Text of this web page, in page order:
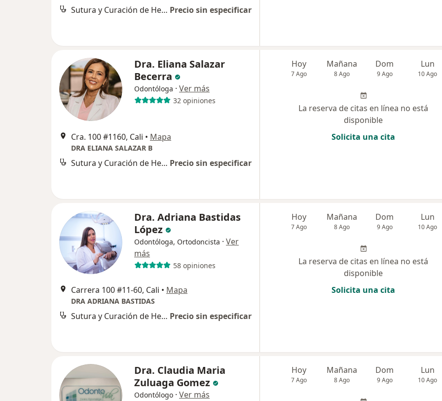
Sutura y Curación de Herida en Cavidad Bucal Precio sin especificar
Dra. Eliana Salazar
Becerra
Odontóloga · Ver más
32 opiniones
Cra. 100 #1160, Cali • Mapa
DRA ELIANA SALAZAR B
Sutura y Curación de Herida en Cavidad Bucal Precio sin especificar
Hoy
7 Ago
Mañana
8 Ago
Dom
9 Ago
Lun
10 Ago
La reserva de citas en línea no está
disponible
Solicita una cita
Dra. Adriana Bastidas
López
Odontóloga, Ortodoncista · Ver
más
58 opiniones
Carrera 100 #11-60, Cali • Mapa
DRA ADRIANA BASTIDAS
Sutura y Curación de Herida en Cavidad Bucal Precio sin especificar
Hoy
7 Ago
Mañana
8 Ago
Dom
9 Ago
Lun
10 Ago
La reserva de citas en línea no está
disponible
Solicita una cita
Dra. Claudia Maria
Zuluaga Gomez
Odontólogo · Ver más
Hoy
7 Ago
Mañana
8 Ago
Dom
9 Ago
Lun
10 Ago